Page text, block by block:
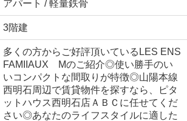
アパート / 軽量鉄骨
3階建
多くの方からご好評頂いているLES ENS
FAMIIAUX Mのご紹介◎使い勝手のい
いコンパクトな間取りが特徴◎山陽本線
西明石周辺で賃貸物件を探すなら、ピタ
ットハウス西明石店ＡＢＣに任せてくだ
さい◎あなたのライフスタイルに適した